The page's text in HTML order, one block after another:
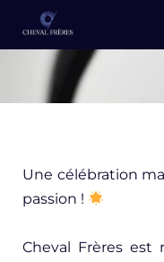
Aller
contenu
Une célébration
passion !
Cheval Frères est